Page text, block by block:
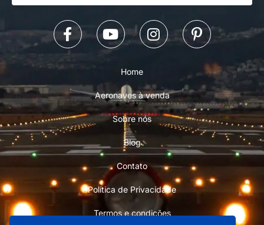
Home
Aeronaves à venda
Sobre nós
Blog
Contato
Política de Privacidade
Termos e condições